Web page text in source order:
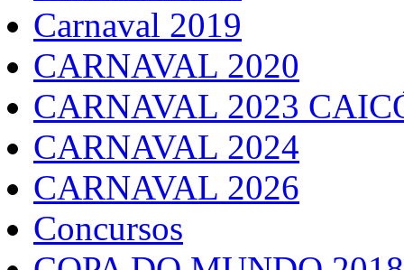
Carnaval 2019
CARNAVAL 2020
CARNAVAL 2023
CARNAVAL 2024
CARNAVAL 2026
Concursos